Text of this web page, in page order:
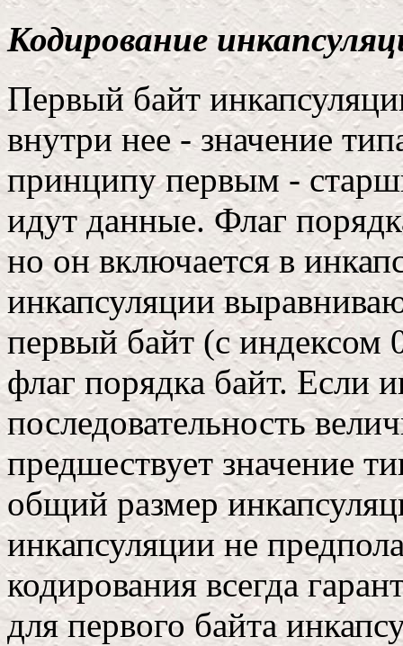
Кодирование
Первый байт
внутри нее - значение
принципу первым -
идут данные. Флаг
но он включается в
инкапсуляции
первый байт (с индексом
флаг порядка байт. Если
последовательность
предшествует значение
общий размер
инкапсуляции не
кодирования всегда
для первого байта